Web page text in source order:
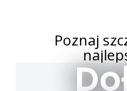
Poznaj